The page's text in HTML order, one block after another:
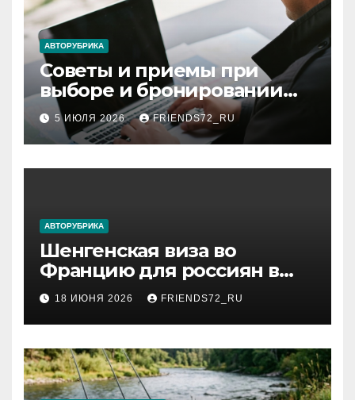
АВТОРУБРИКА
Советы и приемы при
выборе и бронировании
авиабилетов
5 ИЮЛЯ 2026 FRIENDS72_RU
АВТОРУБРИКА
Шенгенская виза во
Францию для россиян в
2026 году: сроки от 3 дней
и список необходимых
документов
18 ИЮНЯ 2026 FRIENDS72_RU